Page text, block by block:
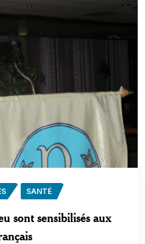
SANTÉ
sont sensibilisés aux